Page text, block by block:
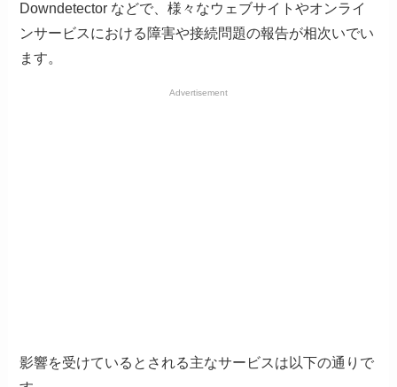
Downdetector などで、様々なウェブサイトやオンライ
ンサービスにおける障害や接続問題の報告が相次いでい
ます。
Advertisement
影響を受けているとされる主なサービスは以下の通りで